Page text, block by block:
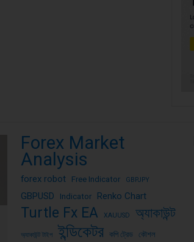
Forex Market
Analysis
forex robot Free Indicator GBPJPY
GBPUSD Indicator Renko Chart
Turtle Fx EA XAUUSD অ্যাকাউন্ট
অ্যাকাউন্ট টাইপ ইন্ডিকেটর কপি ট্রেড কৌশল